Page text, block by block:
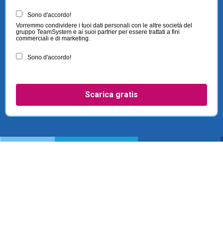
Sono d'accordo!
Vorremmo condividere i tuoi dati personali con le altre società del
gruppo TeamSystem e ai suoi partner per essere trattati a fini
commerciali e di marketing.
Sono d'accordo!